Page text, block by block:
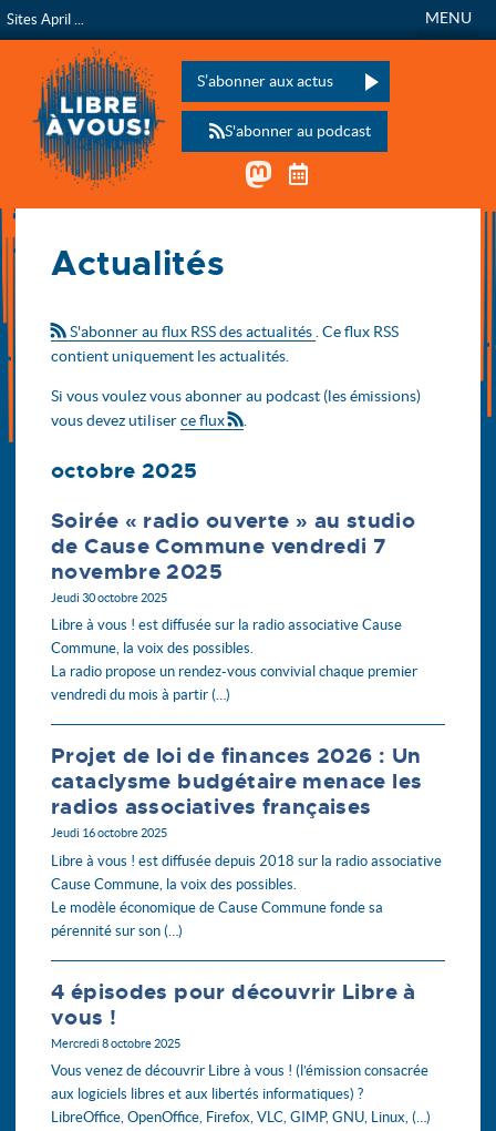
Libre à vous !
L’émission de radio
MENU
S’abonner aux actus
Veuillez laisser ce champ vide :
Mastodon
S'abonner au podcast
Actualités
Actualités
S'abonner au flux RSS des actualités . Ce flux RSS
contient uniquement les actualités.
Si vous voulez vous abonner au podcast (les émissions)
vous devez utiliserce flux
octobre 2025
Soirée « radio ouverte » au studio
de Cause Commune vendredi 7
novembre 2025
Jeudi 30 octobre 2025
Libre à vous ! est diffusée sur la radio associative Cause
Commune, la voix des possibles.
La radio propose un rendez-vous convivial chaque premier
vendredi du mois à partir (…)
Projet de loi de finances 2026 : Un
cataclysme budgétaire menace les
radios associatives françaises
Jeudi 16 octobre 2025
Libre à vous ! est diffusée depuis 2018 sur la radio associative
Cause Commune, la voix des possibles.
Le modèle économique de Cause Commune fonde sa
pérennité sur son (…)
4 épisodes pour découvrir Libre à
vous !
Mercredi 8 octobre 2025
Vous venez de découvrir Libre à vous ! (l’émission consacrée
aux logiciels libres et aux libertés informatiques) ?
LibreOffice, OpenOffice, Firefox, VLC, GIMP, GNU, Linux, (…)
Sites April ...